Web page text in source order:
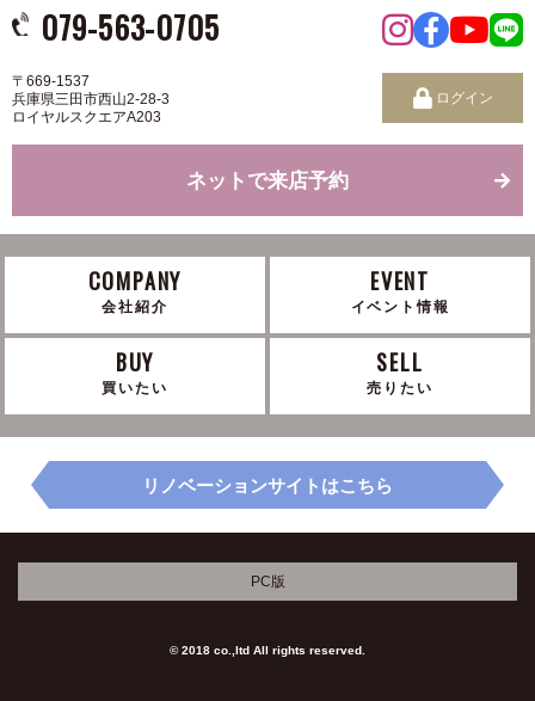
079-563-0705
〒669-1537
兵庫県三田市西山2-28-3
ロイヤルスクエアA203
ログイン
ネットで来店予約
COMPANY
会社紹介
EVENT
イベント情報
BUY
買いたい
SELL
売りたい
リノベーションサイトはこちら
PC版
© 2018 co.,ltd All rights reserved.